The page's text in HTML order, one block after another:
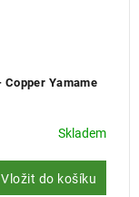
Copper Yamame
Skladem
Vložit do košíku